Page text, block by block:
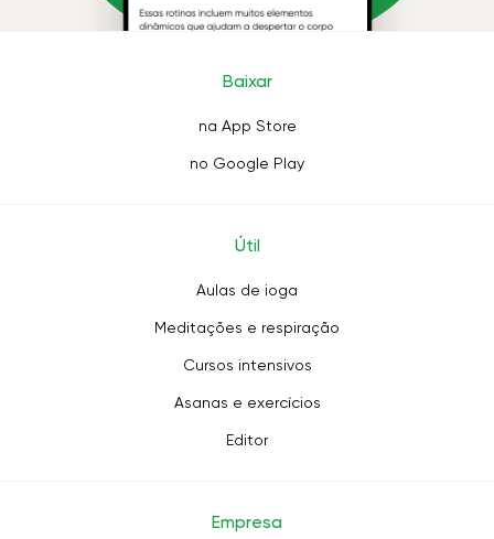
Baixar
na App Store
no Google Play
Útil
Aulas de ioga
Meditações e respiração
Cursos intensivos
Asanas e exercícios
Editor
Empresa